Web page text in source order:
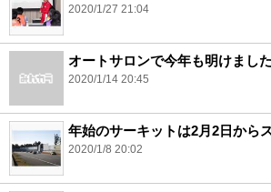
2020/1/27 21:04
オートサロンで今年も明けました
2020/1/14 20:45
年始のサーキットは2月2日から
2020/1/8 20:02